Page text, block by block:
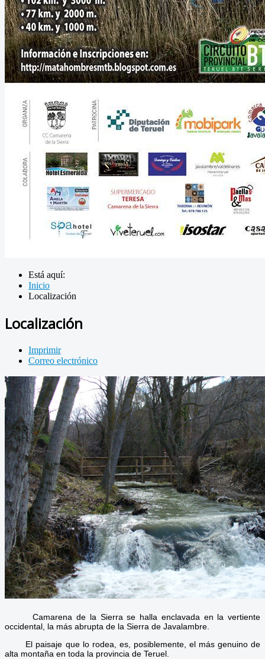
Está aquí:
Inicio
Localización
Localización
Imprimir
Correo electrónico
Camarena de la Sierra se halla enclavada en la vertiente
occidental, la más abrupta de la Sierra de Javalambre.
El paisaje que lo rodea, es, posiblemente, el más genuino de
alta montaña en toda la provincia de Teruel.